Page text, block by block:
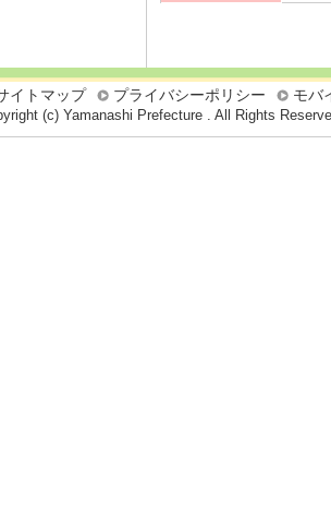
イトマップ プライバシーポリシー モバ
(c) Yamanashi Prefecture . All Rights